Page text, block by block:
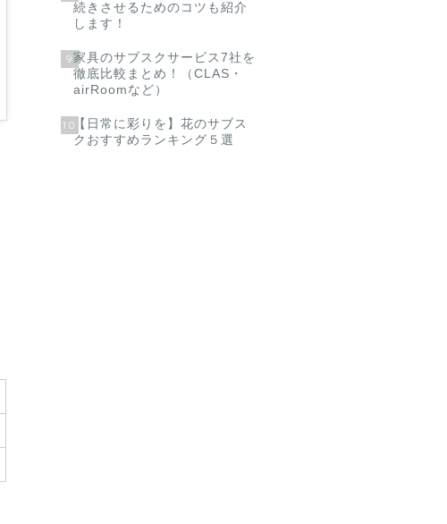
続きさせるためのコツも紹介
します！
9家具のサブスクサービス7社を
徹底比較まとめ！（CLAS・
airRoomなど）
10【日常に彩りを】花のサブス
クおすすめランキング５選